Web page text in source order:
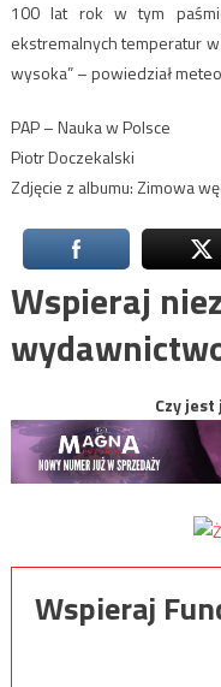
100 lat rok w tym
ekstremalnych temperatur
wysoka” – powiedział
PAP – Nauka w Polsce
Piotr Doczekalski
Zdjęcie z albumu: Zimowa
Wspieraj
Czy
Wspieraj